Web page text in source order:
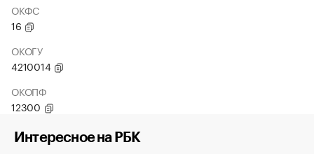
ОКФС
16
ОКОГУ
4210014
ОКОПФ
12300
Интересное на РБК